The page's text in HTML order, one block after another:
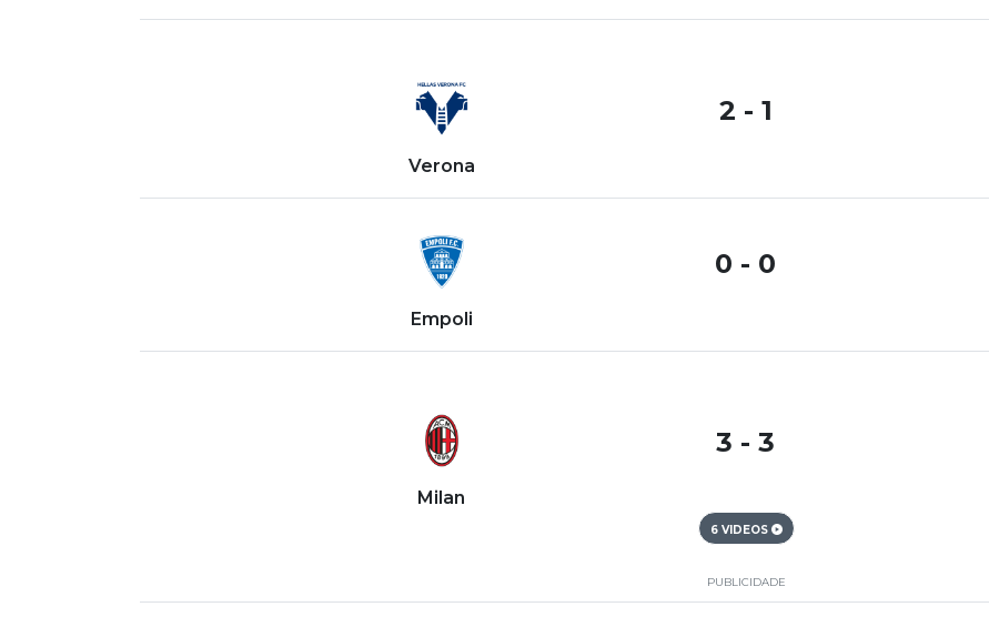
Verona
2 - 1
Empoli
0 - 0
Milan
3 - 3
6 VIDEOS
PUBLICIDADE